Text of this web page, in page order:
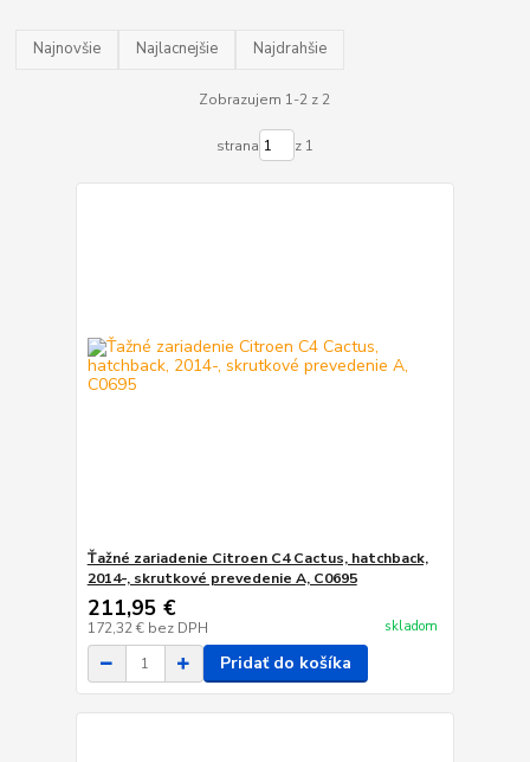
Najnovšie Najlacnejšie Najdrahšie
Zobrazujem 1-2 z 2
strana z 1
Ťažné zariadenie Citroen C4 Cactus, hatchback,
2014-, skrutkové prevedenie A, C0695
211,95 €
172,32 € bez DPH skladom
Pridať do košíka